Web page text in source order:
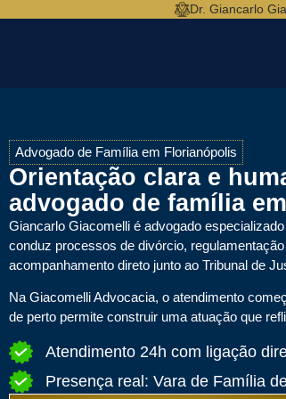
Dr. Giancarlo
Advogado de Família em Florianópolis
Orientação clara e
advogado de família
Giancarlo Giacomelli é advogado
conduz processos de divórcio,
acompanhamento direto junto ao Tribunal de
Na Giacomelli Advocacia, o atendimento
de perto permite construir uma atuação que
Atendimento 24h com ligação
Presença real: Vara de Família